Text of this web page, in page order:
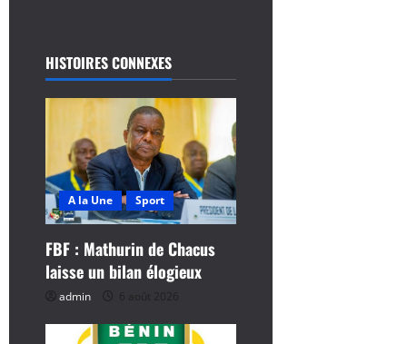
t
i
o
n
d
’
a
r
HISTOIRES CONNEXES
A la Une Sport
FBF : Mathurin de Chacus
laisse un bilan élogieux
admin 6 août 2026